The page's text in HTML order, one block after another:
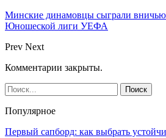
Минские динамовцы сыграли
Юношеской лиги УЕФА
Prev Next
Комментарии закрыты.
Популярное
Первый сапборд: как выбрать